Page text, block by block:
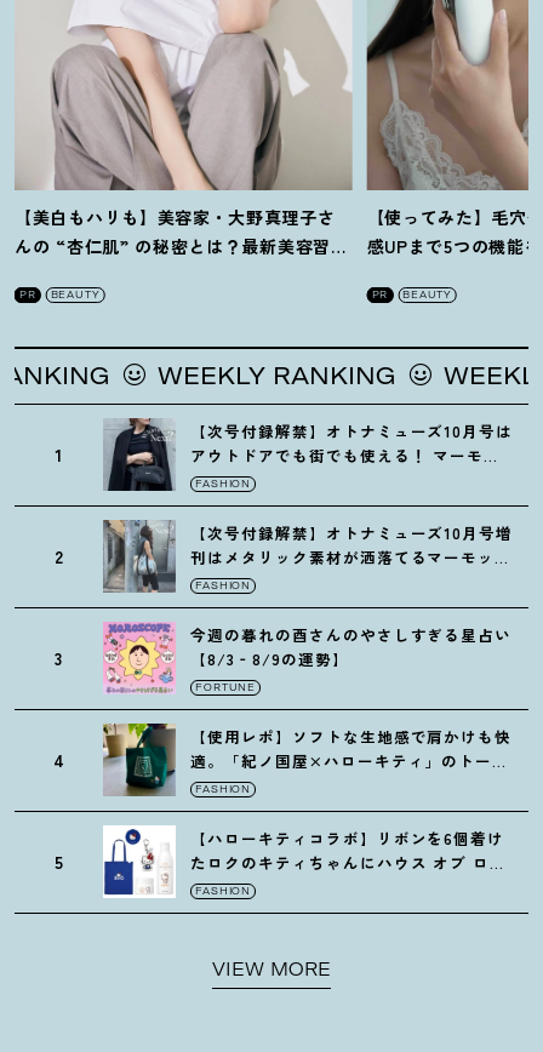
【美白もハリも】美容家・大野真理子さ
んの “杏仁肌” の秘密とは ？ 最新美容習慣
PR BEAUTY
【使ってみた】毛穴
感UPまで5つの機能
PR BEAUTY
WEEKLY RANKING WEEKLY
1
【次号付録解禁】オトナミューズ10月号は
アウトドアでも街でも使える ！ マーモッ
トの黒ショルダー
FASHION
2
【次号付録解禁】オトナミューズ10月号増
刊はメタリック素材が洒落てるマーモット
の保冷バッグ
FASHION
3
今週の暮れの酉さんのやさしすぎる星占い
【8/3‐8/9の運勢】
FORTUNE
4
【使用レポ】ソフトな生地感で肩かけも快
適。「紀ノ国屋×ハローキティ」のトート
がガシガシ使えて最高です
FASHION
5
【ハローキティコラボ】リボンを6個着け
たロクのキティちゃんにハウス オブ ロー
ゼの限定パケも
FASHION
VIEW MORE